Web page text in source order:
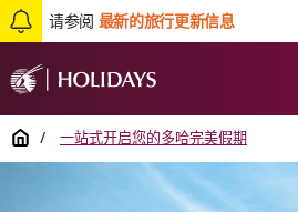
请参阅 最新的旅行更新信息
Home / 一站式开启您的多哈完美假期